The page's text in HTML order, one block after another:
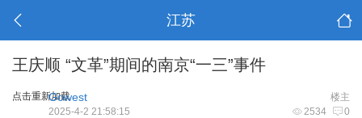
江苏
王庆顺 “文革”期间的南京“一三”事件
点击重新加载 楼主
Gowest
2534 0
2025-4-2 21:58:15